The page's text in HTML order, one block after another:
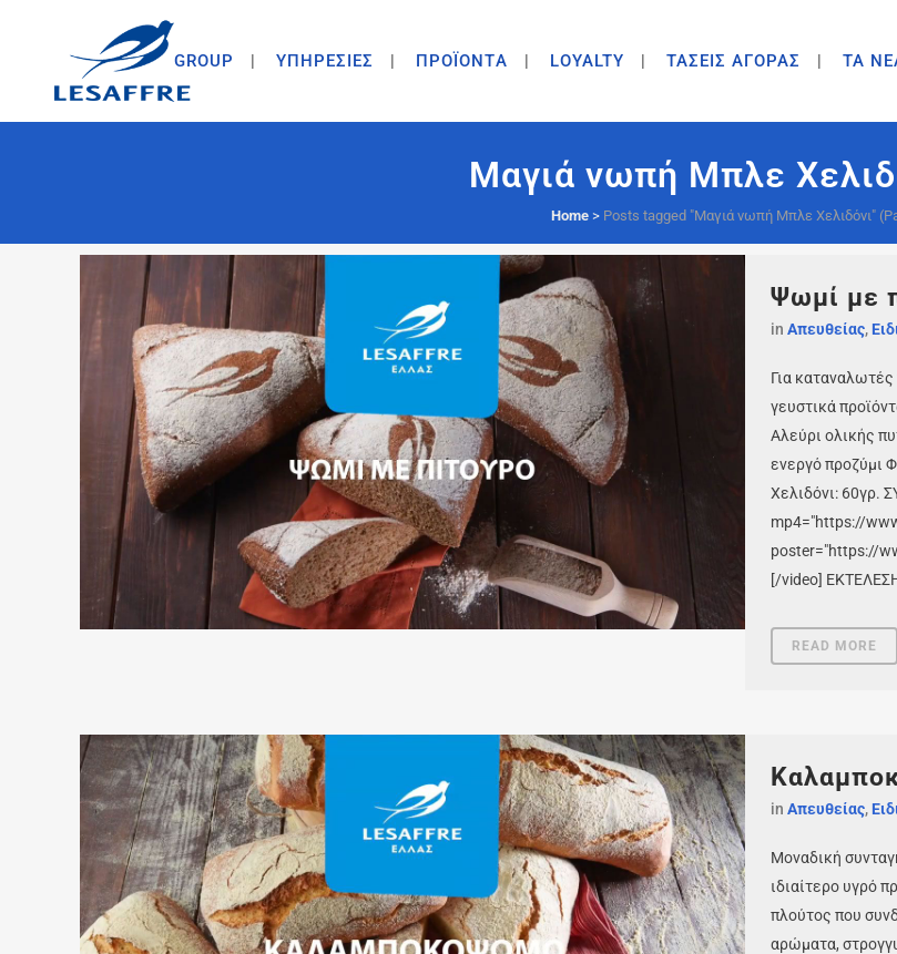
GROUP ΥΠΗΡΕΣΙΕΣ ΠΡΟΪΟΝΤA LOYALTY ΤΑΣΕΙΣ ΑΓΟΡΑΣ ΤΑ
Μαγιά νωπή Μπλε
Home> Posts tagged "Μαγιά νωπή Μπλε Χελιδόνι"
Ψωμί με
in Απευθείας,
Για
γευστικά
Αλεύρι ολικής
ενεργό προζύμι
Χελιδόνι: 60γρ.
mp4="https://
poster="https://
[/video]
READ MORE
in Απευθείας,
Μοναδική
ιδιαίτερο υγρό
πλούτος που
αρώματα,